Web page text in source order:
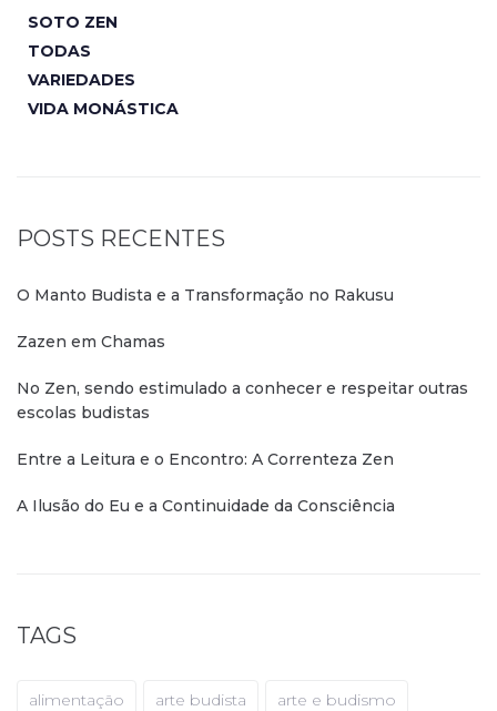
SOTO ZEN
TODAS
VARIEDADES
VIDA MONÁSTICA
POSTS RECENTES
O Manto Budista e a Transformação no Rakusu
Zazen em Chamas
No Zen, sendo estimulado a conhecer e respeitar outras
escolas budistas
Entre a Leitura e o Encontro: A Correnteza Zen
A Ilusão do Eu e a Continuidade da Consciência
TAGS
alimentação arte budista arte e budismo